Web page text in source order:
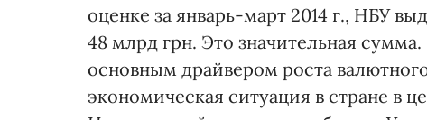
оценке за январь-март 2014 г., НБУ
48 млрд грн. Это значительная
основным драйвером роста
экономическая ситуация в стране в